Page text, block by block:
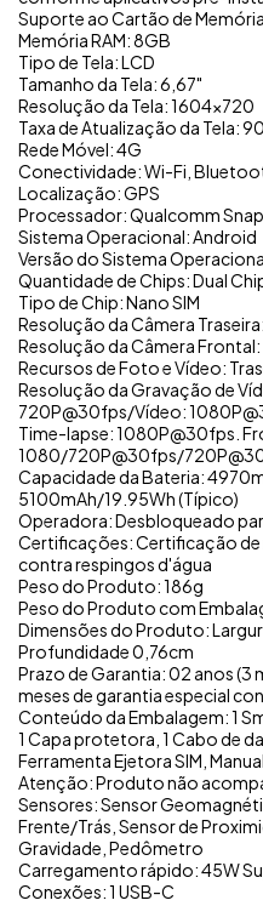
Suporte ao Cartão de
Memória RAM: 8GB
Tipo de Tela: LCD
Tamanho da Tela: 6,67"
Resolução da Tela: 1604x720
Taxa de Atualização da Tela:
Rede Móvel: 4G
Conectividade: Wi-Fi,
Localização: GPS
Processador: Qualcomm
Sistema Operacional: Android
Versão do Sistema
Quantidade de Chips: Dual
Tipo de Chip: Nano SIM
Resolução da Câmera
Resolução da Câmera Frontal:
Recursos de Foto e Vídeo:
Resolução da Gravação de
720P@30fps/Vídeo:
Time-lapse: 1080P@30fps.
1080/720P@30fps/
Capacidade da Bateria:
5100mAh/19.95Wh (Típico)
Operadora: Desbloqueado
Certificações: Certificação
contra respingos d'água
Peso do Produto: 186g
Peso do Produto com
Dimensões do Produto:
Profundidade 0,76cm
Prazo de Garantia: 02 anos (3
meses de garantia especial
Conteúdo da Embalagem: 1
1 Capa protetora, 1 Cabo de
Ferramenta Ejetora SIM,
Atenção: Produto não
Sensores: Sensor
Frente/Trás, Sensor de
Gravidade, Pedômetro
Carregamento rápido: 45W
Conexões: 1 USB-C